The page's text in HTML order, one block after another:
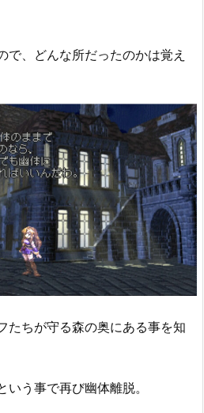
で、どんな所だったのかは覚え
たちが守る森の奥にある事を知
う事で再び幽体離脱。